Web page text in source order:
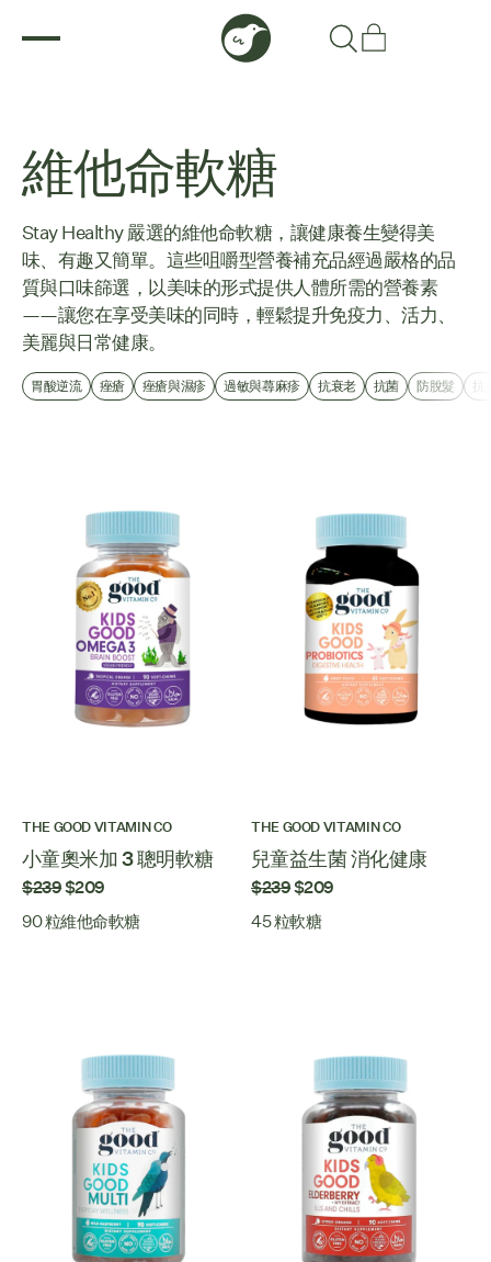
維他命軟糖
Stay Healthy 嚴選的維他命軟糖，讓健康養生變得美
味、有趣又簡單。這些咀嚼型營養補充品經過嚴格的品
質與口味篩選，以美味的形式提供人體所需的營養素
——讓您在享受美味的同時，輕鬆提升免疫力、活力、
美麗與日常健康。
胃酸逆流 痤瘡 痤瘡與濕疹 過敏與蕁麻疹 抗衰老 抗菌 防脫髮 抗
THE GOOD VITAMIN CO
小童奧米加 3 聰明軟糖
$239$209
90 粒維他命軟糖
THE GOOD VITAMIN CO
兒童益生菌 消化健康
$239$209
45 粒軟糖